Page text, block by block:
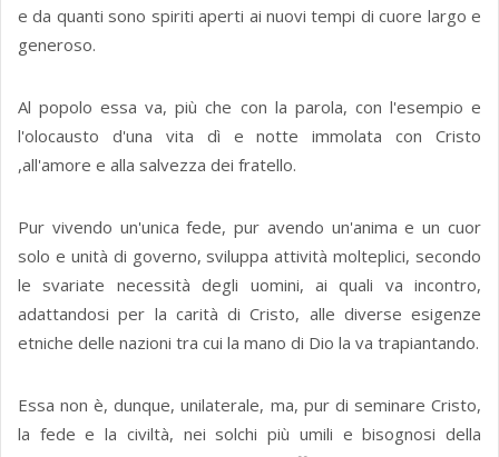
e da quanti sono spiriti aperti ai nuovi tempi di cuore largo e
generoso.
Al popolo essa va, più che con la parola, con l'esempio e
l'olocausto d'una vita dì e notte immolata con Cristo
,all'amore e alla salvezza dei fratello.
Pur vivendo un'unica fede, pur avendo un'anima e un cuor
solo e unità di governo, sviluppa attività molteplici, secondo
le svariate necessità degli uomini, ai quali va incontro,
adattandosi per la carità di Cristo, alle diverse esigenze
etniche delle nazioni tra cui la mano di Dio la va trapiantando.
Essa non è, dunque, unilaterale, ma, pur di seminare Cristo,
la fede e la civiltà, nei solchi più umili e bisognosi della